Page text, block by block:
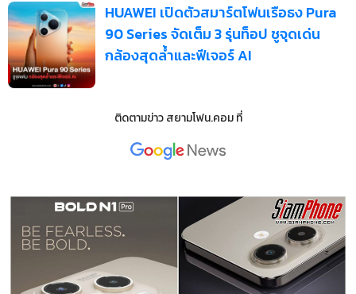
HUAWEI เปิดตัวสมาร์ตโฟนเรือธง Pura
90 Series จัดเต็ม 3 รุ่นท็อป ชูจุดเด่น
กล้องสุดล้ำและฟีเจอร์ AI
ติดตามข่าวสยามโฟน.คอมที่